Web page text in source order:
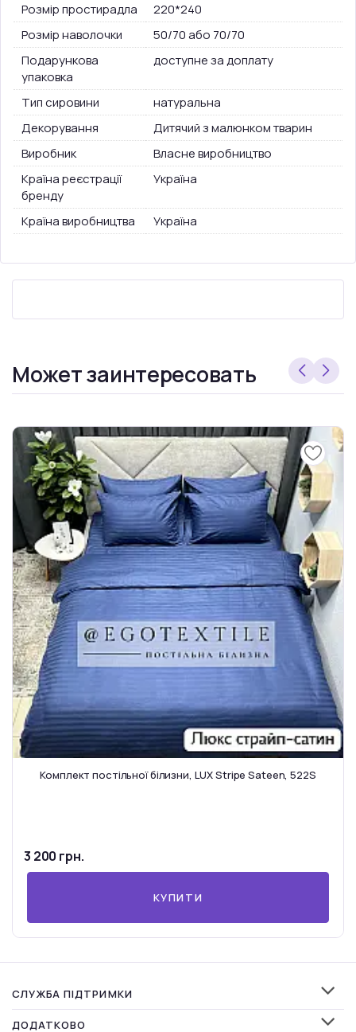
Розмір простирадла
220*240
Розмір наволочки
50/70 або 70/70
Подарункова
упаковка
доступне за доплату
Тип сировини
натуральна
Декорування
Дитячий з малюнком тварин
Виробник
Власне виробництво
Країна реєстрації
бренду
Україна
Країна виробництва Україна
Может заинтересовать
Комплект постільної білизни, LUX Stripe Sateen, 522S
3 200 грн.
КУПИТИ
СЛУЖБА ПІДТРИМКИ
ДОДАТКОВО